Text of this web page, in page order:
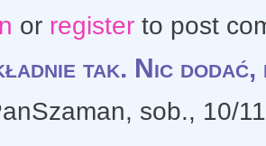
or registerto post
tak. Nic dodać,
, sob., 10/